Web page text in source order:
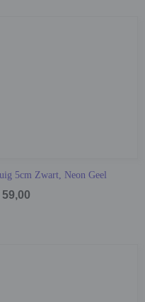
5cm Zwart, Neon Geel
59,00